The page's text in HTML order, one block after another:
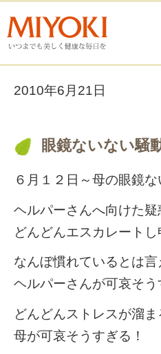
2010年6月21日
眼鏡ないない騒
６月１２日～母の眼鏡
ヘルパーさんへ向けた疑
どんどんエスカレート
なんぼ慣れているとは言
ヘルパーさんが可哀そう
どんどんストレスが溜ま
母が可哀そうすぎる！